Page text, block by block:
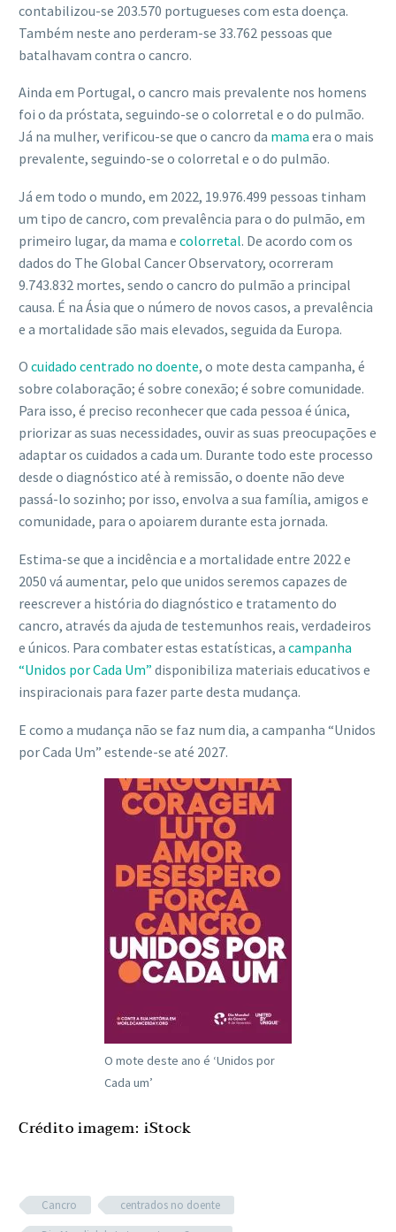
contabilizou-se 203.570 portugueses com esta doença.
Também neste ano perderam-se 33.762 pessoas que
batalhavam contra o cancro.
Ainda em Portugal, o cancro mais prevalente nos homens
foi o da próstata, seguindo-se o colorretal e o do pulmão.
Já na mulher, verificou-se que o cancro da mama era o mais
prevalente, seguindo-se o colorretal e o do pulmão.
Já em todo o mundo, em 2022, 19.976.499 pessoas tinham
um tipo de cancro, com prevalência para o do pulmão, em
primeiro lugar, da mama e colorretal. De acordo com os
dados do The Global Cancer Observatory, ocorreram
9.743.832 mortes, sendo o cancro do pulmão a principal
causa. É na Ásia que o número de novos casos, a prevalência
e a mortalidade são mais elevados, seguida da Europa.
O cuidado centrado no doente, o mote desta campanha, é
sobre colaboração; é sobre conexão; é sobre comunidade.
Para isso, é preciso reconhecer que cada pessoa é única,
priorizar as suas necessidades, ouvir as suas preocupações e
adaptar os cuidados a cada um. Durante todo este processo
desde o diagnóstico até à remissão, o doente não deve
passá-lo sozinho; por isso, envolva a sua família, amigos e
comunidade, para o apoiarem durante esta jornada.
Estima-se que a incidência e a mortalidade entre 2022 e
2050 vá aumentar, pelo que unidos seremos capazes de
reescrever a história do diagnóstico e tratamento do
cancro, através da ajuda de testemunhos reais, verdadeiros
e únicos. Para combater estas estatísticas, a campanha
“Unidos por Cada Um” disponibiliza materiais educativos e
inspiracionais para fazer parte desta mudança.
E como a mudança não se faz num dia, a campanha “Unidos
por Cada Um” estende-se até 2027.
O mote deste ano é ‘Unidos por
Cada um’
Crédito imagem: iStock
Cancro
centrados no doente